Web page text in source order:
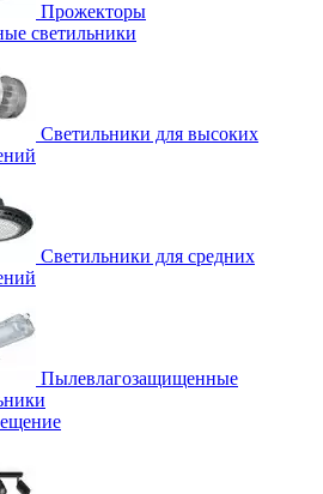
Прожекторы
светильники
Светильники для высоких
Светильники для средних
Пылевлагозащищенные